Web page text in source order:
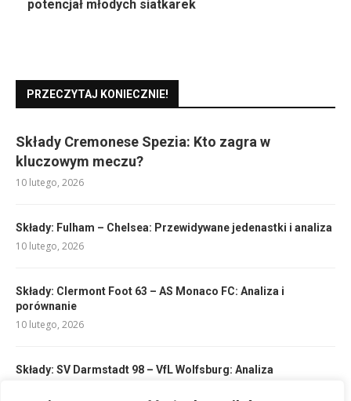
potencjał młodych siatkarek
PRZECZYTAJ KONIECZNIE!
Składy Cremonese Spezia: Kto zagra w
kluczowym meczu?
10 lutego, 2026
Składy: Fulham – Chelsea: Przewidywane jedenastki i analiza
10 lutego, 2026
Składy: Clermont Foot 63 – AS Monaco FC: Analiza i
porównanie
10 lutego, 2026
Składy: SV Darmstadt 98 – VfL Wolfsburg: Analiza